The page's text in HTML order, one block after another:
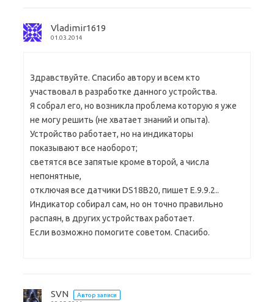
Vladimir1619
01.03.2014
Здравствуйте. Спасибо автору и всем кто
участвовал в разработке данного устройства.
Я собрал его, но возникла проблема которую я уже
не могу решить (не хватает знаний и опыта).
Устройство работает, но на индикаторы
показывают все наоборот;
светятся все запятые кроме второй, а числа
непонятные,
отключая все датчики DS18B20, пишет E.9.9.2..
Индикатор собирал сам, но он точно правильно
распаян, в других устройствах работает.
Если возможно помогите советом. Спасибо.
SVN
Автор записи